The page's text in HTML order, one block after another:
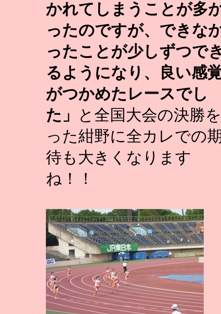
かれてしまうことが多
ったのですが、できな
ったことが少しずつで
るようになり、良い感
がつかめたレースでし
た」
と全国大会の決勝
った紺野に全カレでの
待も大きくなります
ね！！